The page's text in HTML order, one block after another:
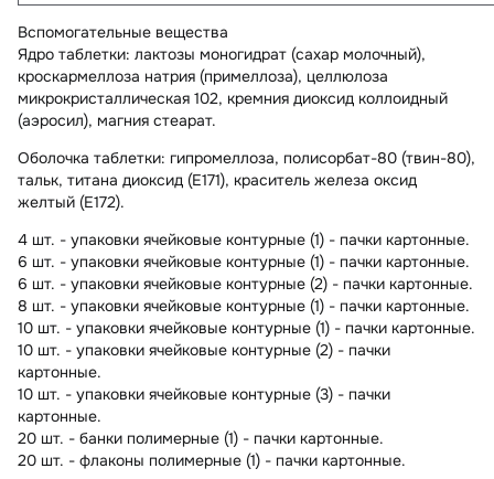
Вспомогательные вещества
Ядро таблетки: лактозы моногидрат (сахар молочный),
кроскармеллоза натрия (примеллоза), целлюлоза
микрокристаллическая 102, кремния диоксид коллоидный
(аэросил), магния стеарат.
Оболочка таблетки: гипромеллоза, полисорбат-80 (твин-80),
тальк, титана диоксид (E171), краситель железа оксид
желтый (E172).
4 шт. - упаковки ячейковые контурные (1) - пачки картонные.
6 шт. - упаковки ячейковые контурные (1) - пачки картонные.
6 шт. - упаковки ячейковые контурные (2) - пачки картонные.
8 шт. - упаковки ячейковые контурные (1) - пачки картонные.
10 шт. - упаковки ячейковые контурные (1) - пачки картонные.
10 шт. - упаковки ячейковые контурные (2) - пачки
картонные.
10 шт. - упаковки ячейковые контурные (3) - пачки
картонные.
20 шт. - банки полимерные (1) - пачки картонные.
20 шт. - флаконы полимерные (1) - пачки картонные.